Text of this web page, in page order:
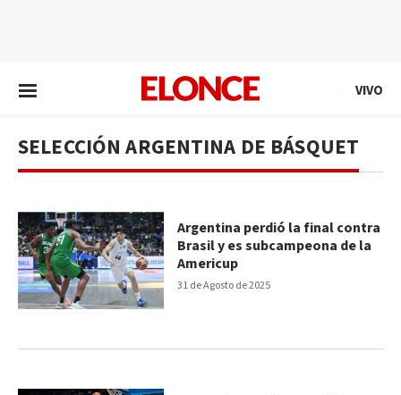
VIVO
SELECCIÓN ARGENTINA DE BÁSQUET
31 de Agosto de 2025
Argentina perdió la final contra
Brasil y es subcampeona de la
Americup